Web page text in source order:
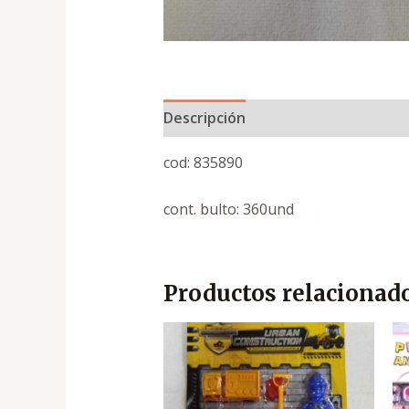
Descripción
cod: 835890
cont. bulto: 360und
Productos